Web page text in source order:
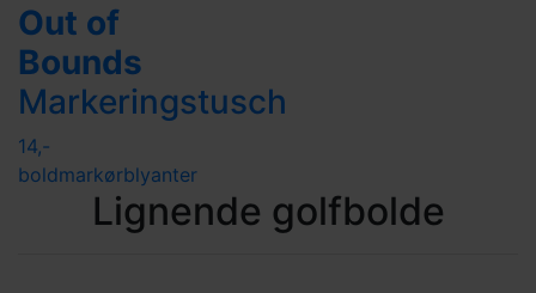
Out of
Bounds
Markeringstusch
14,-
boldmarkørblyanter
Lignende golfbolde